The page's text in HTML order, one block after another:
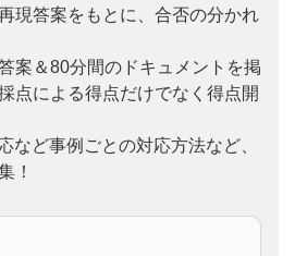
現答案をもとに、合否の分かれ
案＆80分間のドキュメントを掲
点による得点だけでなく得点開
ど事例ごとの対応方法など、
！